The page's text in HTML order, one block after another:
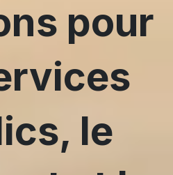
pour
le